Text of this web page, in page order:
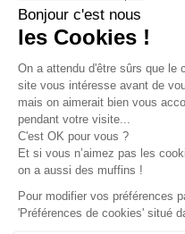
Notre métier -
BLOG - L'actu JUJU'S
RESTONS CONNECTÉS !
Suivez l'actualité de